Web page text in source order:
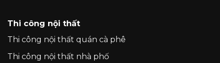
Thi công nội thất
Thi công nội thất quán cà phê
Thi công nội thất nhà phố